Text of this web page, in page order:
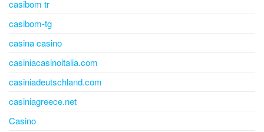
casibom tr
casibom-tg
casina casino
casiniacasinoitalia.com
casiniadeutschland.com
casiniagreece.net
Casino